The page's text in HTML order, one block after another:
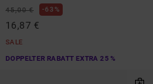
45,00 € 63%
16,87 €
SALE
DOPPELTER RABATT EXTRA 25 %